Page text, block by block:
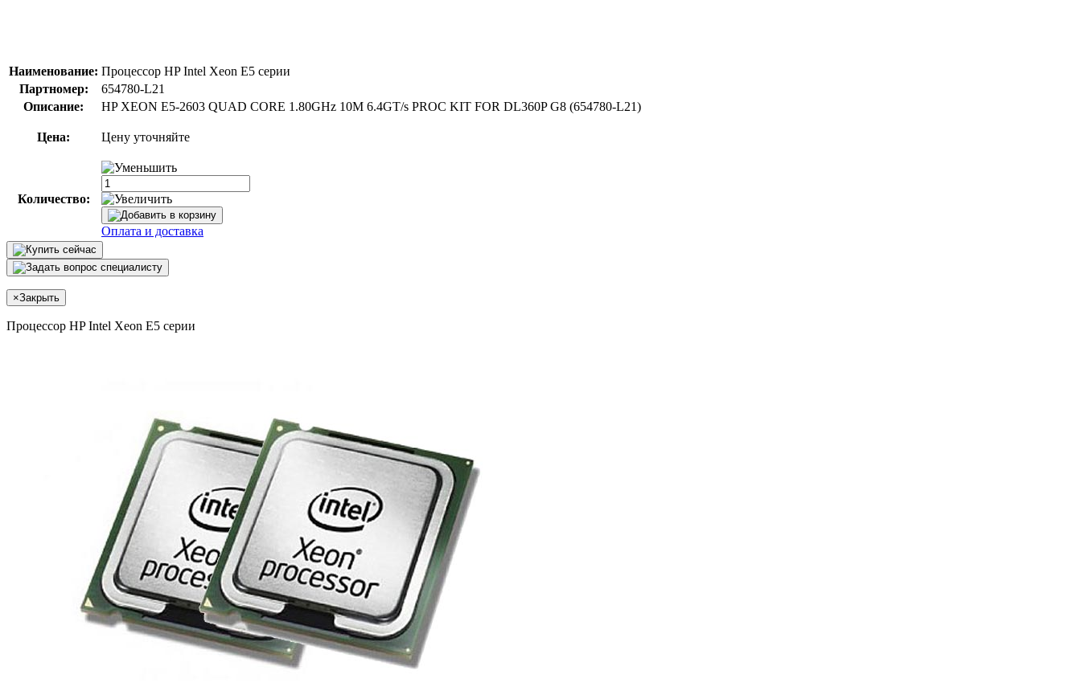
Наименование: Процессор HP Intel Xeon E5 серии
Партномер:
654780-L21
Описание:
HP XEON E5-2603 QUAD CORE 1.80GHz 10M 6.4GT/s PROC KIT FOR DL360P G8 (654780-L21)
Цена: Цену уточняйте
Количество:
Оплата и доставка
×Закрыть
Процессор HP Intel Xeon E5 серии